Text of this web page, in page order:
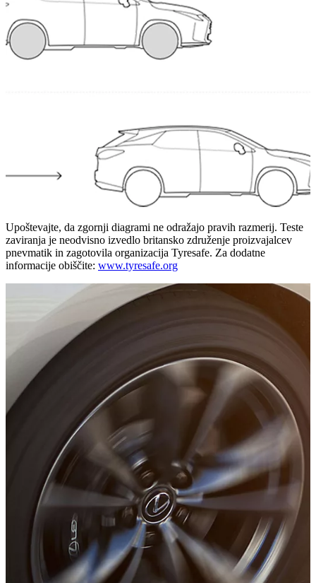
Upoštevajte, da zgornji diagrami ne odražajo pravih razmerij. Teste
zaviranja je neodvisno izvedlo britansko združenje proizvajalcev
pnevmatik in zagotovila organizacija Tyresafe. Za dodatne
informacije obiščite: www.tyresafe.org